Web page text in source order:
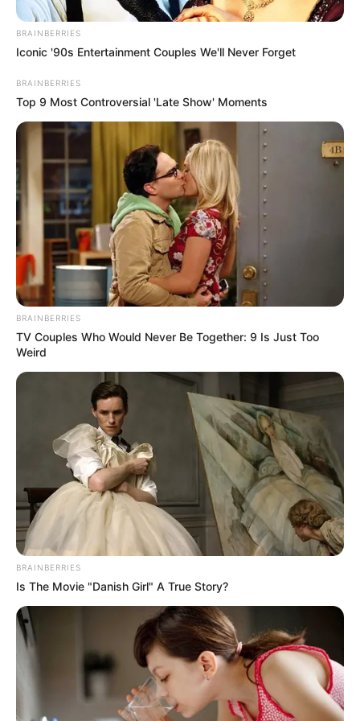
Pál azonban már túl volt egy váláson, és volt egy
fia is, Dani. 25 éves voltam, Pali 41, amikor
megismerkedtünk, és én nagyon hamar, egy-két év
után eljutottam arra a szintre, hogy mire várunk?
Lépjünk tovább!” – mesélte Adrienn a Polgár.net
A szóvivőn azonban azt látta, nem vágyik minderre,
ezért úgy döntöttek, külön mennek. Pál elmondása
BRAINBERRIES
Iconic '90s Entertainment Couples We'll Never Forget
BRAINBERRIES
Top 9 Most Controversial 'Late Show' Moments
BRAINBERRIES
TV Couples Who Would Never Be Together: 9 Is Just Too
Weird
BRAINBERRIES
Is The Movie "Danish Girl" A True Story?